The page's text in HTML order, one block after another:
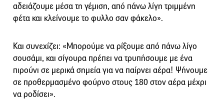
αδειάζουμε μέσα τη γέμιση, από πάνω λίγη τριμμένη
φέτα και κλείνουμε το φυλλο σαν φάκελο».
Και συνεχίζει: «Μπορούμε να ρίξουμε από πάνω λίγο
σουσάμι, και σίγουρα πρέπει να τρυπήσουμε με ένα
πιρούνι σε μερικά σημεία για να παίρνει αέρα! Ψήνουμε
σε προθερμασμένο φούρνο στους 180 στον αέρα μέχρι
να ροδίσει».